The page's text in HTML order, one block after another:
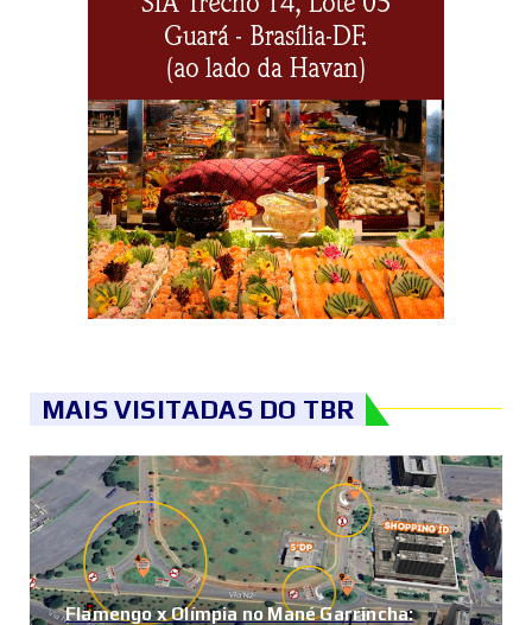
MAIS VISITADAS DO TBR
Flamengo x Olímpia no Mané Garrincha: